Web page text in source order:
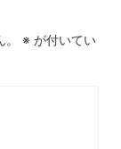
※ が付いてい